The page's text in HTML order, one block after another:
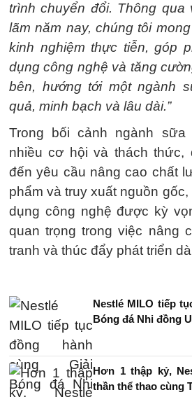
trình chuyển đổi. Thông qua
lãm năm nay, chúng tôi
kinh nghiệm thực tiễn, góp
dụng công nghệ và tăng
bên, hướng tới một ngành
quả, minh bạch và lâu dài.”
Trong bối cảnh ngành
nhiều cơ hội và thách thức,
đến yêu cầu nâng cao chất
phẩm và truy xuất nguồn
dụng công nghệ được kỳ
quan trọng trong việc nâng
tranh và thúc đẩy phát triển
Nestlé MILO tiếp
Bóng đá Nhi đồng
Hơn 1 thập kỷ,
thần thể thao cùng